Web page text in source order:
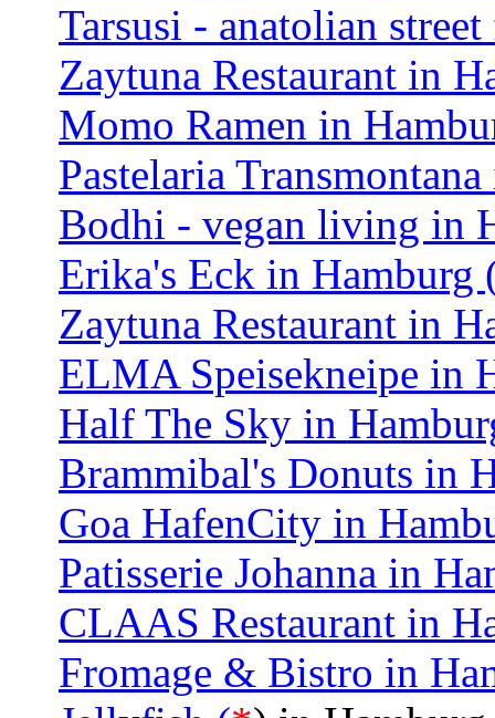
Tarsusi - anatolian
Zaytuna Restaurant in
Momo Ramen in
Pastelaria
Bodhi - vegan living in
Erika's Eck in Hamburg
Zaytuna Restaurant in
ELMA Speisekneipe in
Half The Sky in
Brammibal's Donuts in
Goa HafenCity in
Patisserie Johanna in
CLAAS Restaurant in
Fromage & Bistro in